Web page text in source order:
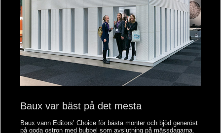
Baux var bäst på det mesta
Baux vann Editors’ Choice för bästa monter och bjöd generöst
på goda ostron med bubbel som avslutning på mässdagarna.